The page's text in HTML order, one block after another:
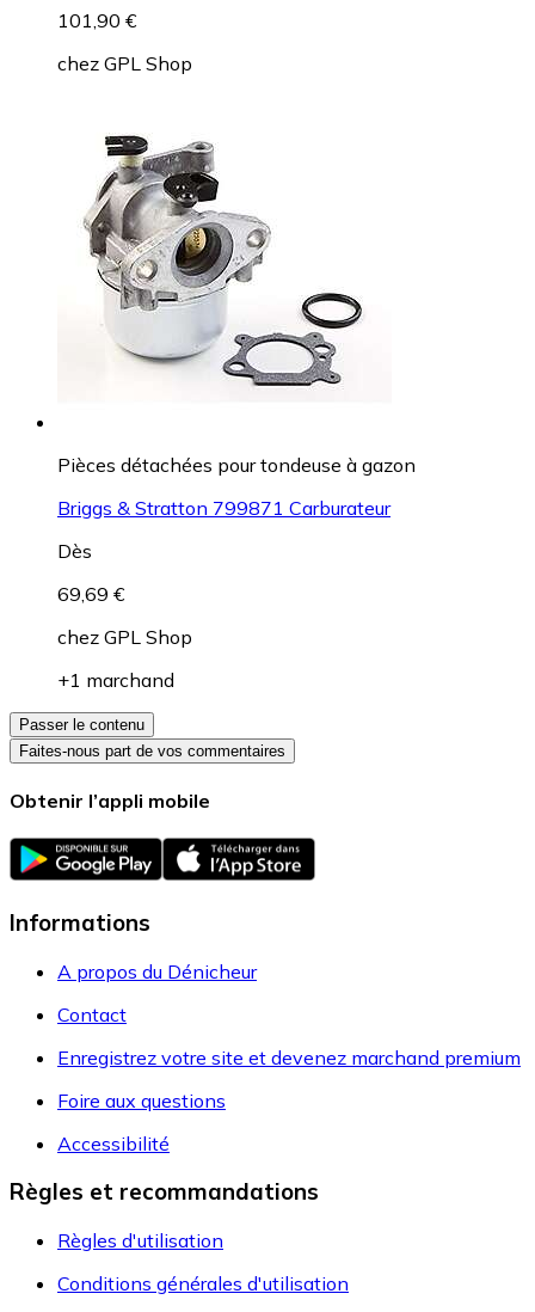
101,90 €
chez GPL Shop
Pièces détachées pour tondeuse à gazon
Briggs & Stratton 799871 Carburateur
Dès
69,69 €
chez GPL Shop
+1 marchand
Passer le contenu
Faites-nous part de vos commentaires
Obtenir l’appli mobile
Informations
A propos du Dénicheur
Contact
Enregistrez votre site et devenez marchand premium
Foire aux questions
Accessibilité
Règles et recommandations
Règles d'utilisation
Conditions générales d'utilisation